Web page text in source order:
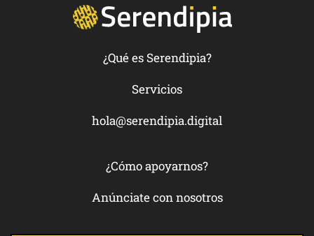
¿Qué es Serendipia?
Servicios
hola@serendipia.digital
¿Cómo apoyarnos?
Anúnciate con nosotros